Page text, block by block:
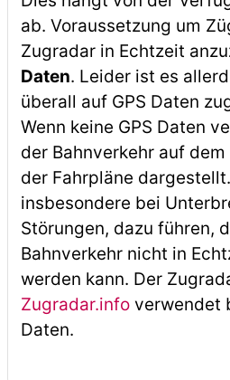
ab. Voraussetzung um
Zugradar in Echtzeit
Daten. Leider ist es
überall auf GPS Daten
Wenn keine GPS Daten
der Bahnverkehr auf
der Fahrpläne
insbesondere bei
Störungen, dazu führen,
Bahnverkehr nicht in
werden kann. Der
Zugradar.infoverwendet
Daten.